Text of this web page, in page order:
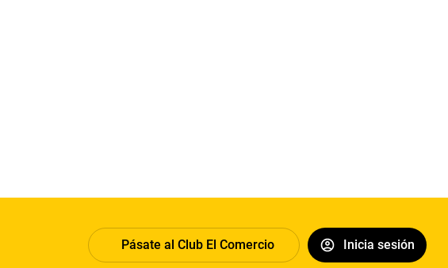
Pásate al Club El Comercio Inicia sesión